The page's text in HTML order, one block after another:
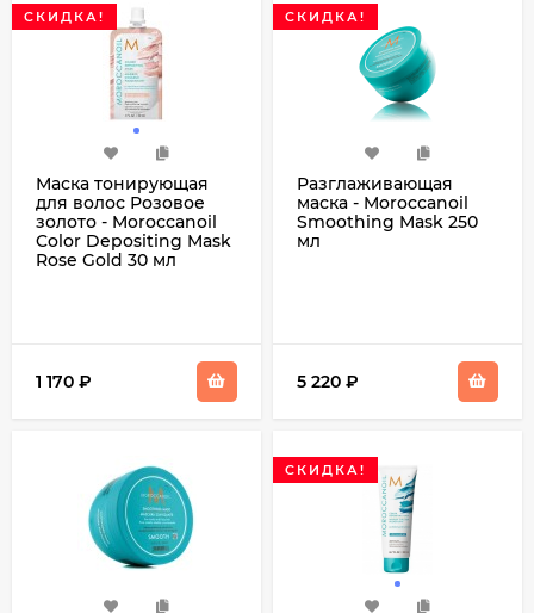
СКИДКА!
Маска тонирующая
для волос Розовое
золото - Moroccanoil
Color Depositing Mask
Rose Gold 30 мл
1 170 ₽
СКИДКА!
Разглаживающая
маска - Moroccanoil
Smoothing Mask 250
мл
5 220 ₽
СКИДКА!